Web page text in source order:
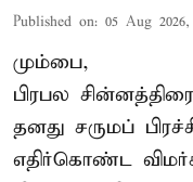
Published on: 05 Aug
மும்பை,
பிரபல
தனது சருமப்
எதிர்கொண்ட